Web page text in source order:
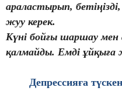
араластырып,
жуу керек.
Күні бойғы шаршау
қалмайды. Емді ұйқыға
Депрессияға